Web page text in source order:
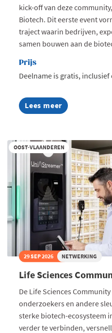
Minister Crevits
nu op tot 45%
ondernemingen
middelgrote
kick-off van deze
Biotech. Dit eerste event
traject waarin bedrijven,
samen bouwen aan de
Prijs
Deelname is gratis,
Lees meer
about
KICK-
Sciences
Community
OOST-VLAANDEREN
29 SEP 2026 NETWERKING
Life Sciences
De Life Sciences
onderzoekers en andere
sterke biotech-ecosysteem
verder te verbinden,